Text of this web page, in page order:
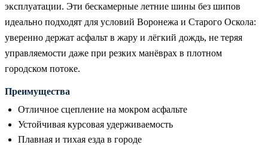
эксплуатации. Эти бескамерные летние шины без шипов
идеально подходят для условий Воронежа и Старого Оскола:
уверенно держат асфальт в жару и лёгкий дождь, не теряя
управляемости даже при резких манёврах в плотном
городском потоке.
Преимущества
Отличное сцепление на мокром асфальте
Устойчивая курсовая удерживаемость
Плавная и тихая езда в городе